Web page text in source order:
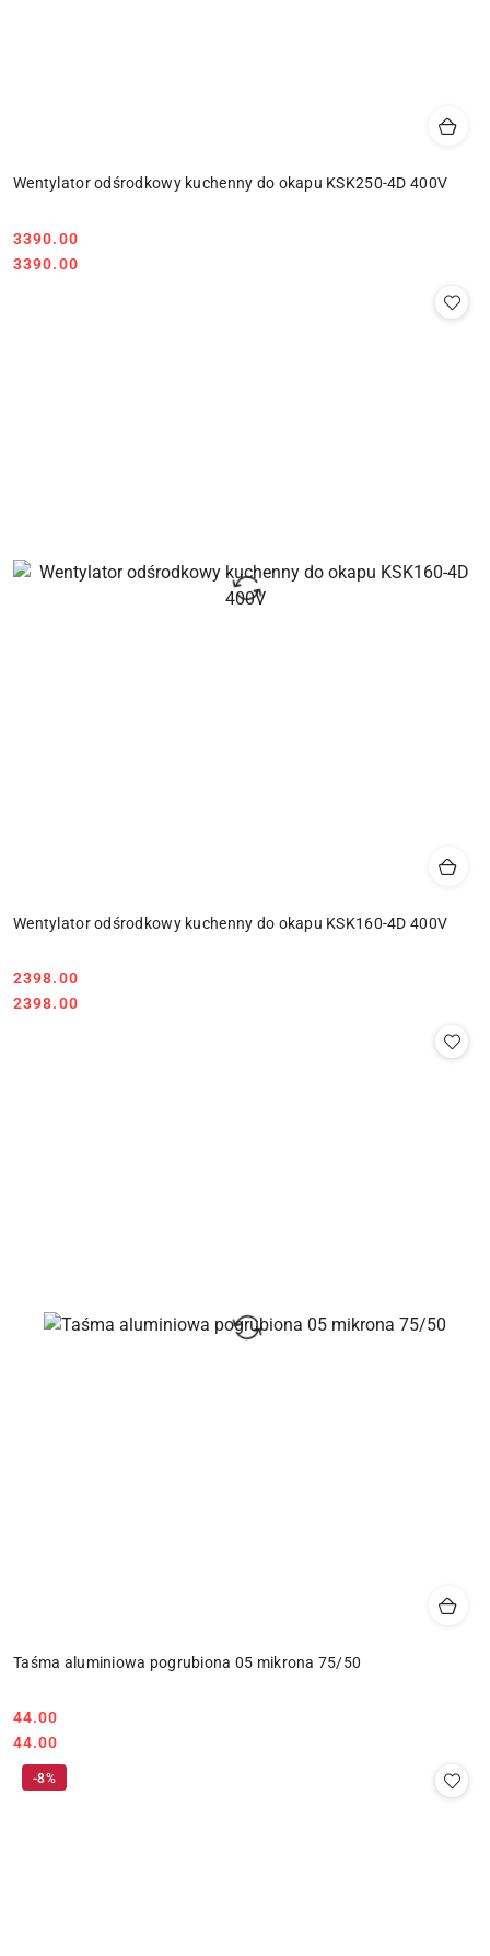
Wentylator odśrodkowy kuchenny do okapu KSK250-4D 400V
Cena:
3390.00
Cena:
3390.00
Wentylator odśrodkowy kuchenny do okapu KSK160-4D 400V
Cena:
2398.00
Cena:
2398.00
Taśma aluminiowa pogrubiona 05 mikrona 75/50
Cena:
44.00
Cena:
44.00
-8%